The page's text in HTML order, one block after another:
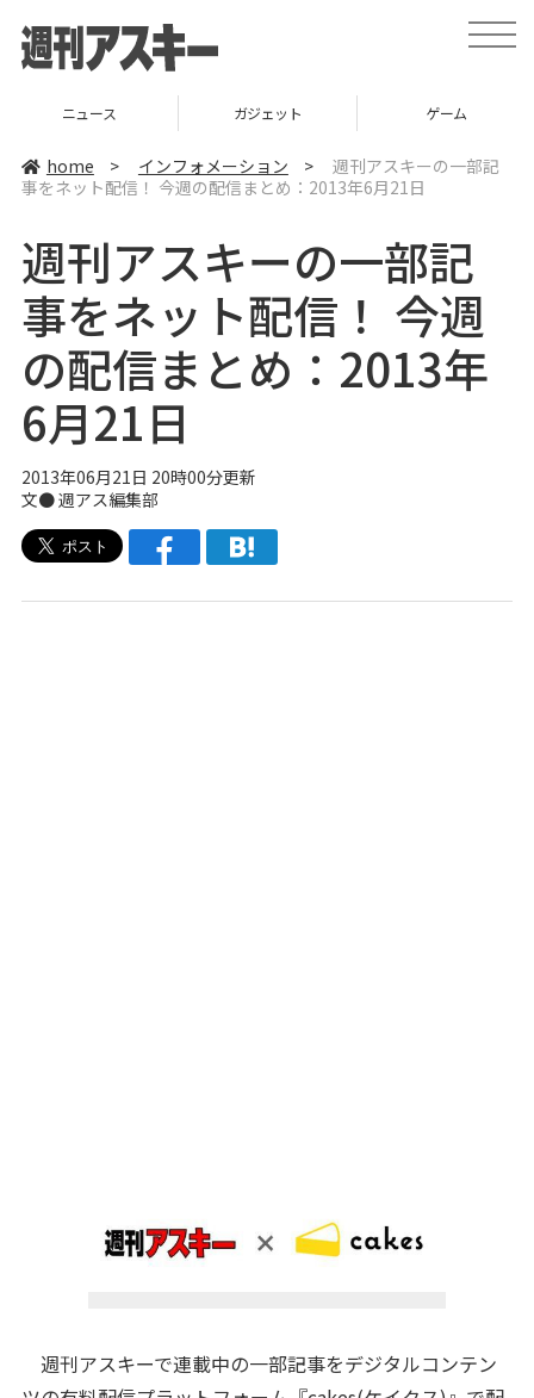
t
o
v
ニュース ガジェット ゲーム
home > インフォメーション >
週刊アスキーの一部記
事をネット配信！ 今週の配信まとめ：2013年6月21日
週刊アスキーの一部記
事をネット配信！ 今週
の配信まとめ：2013年
6月21日
2013年06月21日 20時00分更新
文●週アス編集部
週刊アスキーで連載中の一部記事をデジタルコンテン